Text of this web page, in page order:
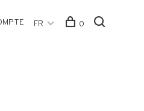
FR 0